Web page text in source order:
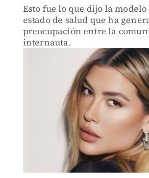
Esto fue lo que dijo la modelo
estado de salud que ha
preocupación entre la
internauta.